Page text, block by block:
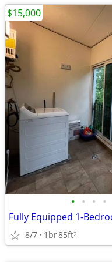
• • • •
8/7 1br85ft2
$15,000